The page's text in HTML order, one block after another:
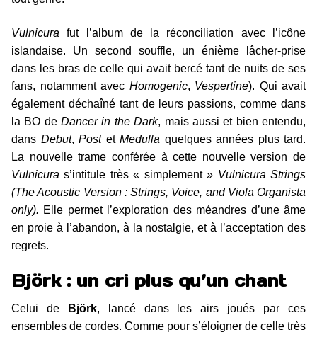
Vulnicura fut l’album de la réconciliation avec l’icône
islandaise. Un second souffle, un énième lâcher-prise
dans les bras de celle qui avait bercé tant de nuits de ses
fans, notamment avec Homogenic, Vespertine). Qui avait
également déchaîné tant de leurs passions, comme dans
la BO deDancer in the Dark, mais aussi et bien entendu,
dans Debut, Post et Medulla quelques années plus tard.
La nouvelle trame conférée à cette nouvelle version de
Vulnicura s’intitule très « simplement » Vulnicura Strings
(The Acoustic Version : Strings, Voice, and Viola Organista
only). Elle permet l’exploration des méandres d’une âme
en proie à l’abandon, à la nostalgie, et à l’acceptation des
regrets.
Björk : un cri plus qu’un chant
Celui de Björk, lancé dans les airs joués par ces
ensembles de cordes. Comme pour s’éloigner de celle très